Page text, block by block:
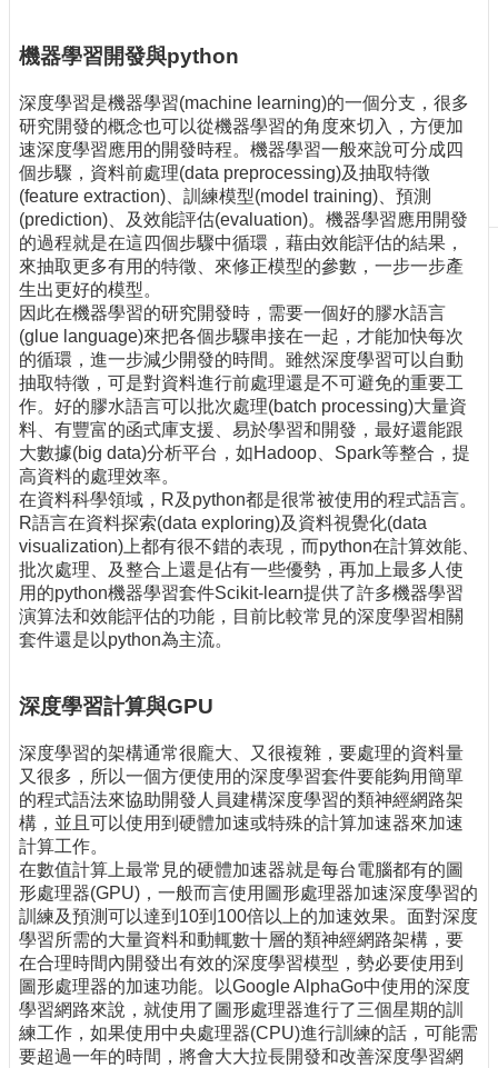
版
刊
物
校
務
服
務
專
題
報
導
技
術
論
壇
產
業
專
欄
機器學習開發與python
深度學習是機器學習(machine learning)的一個分支，很多
研究開發的概念也可以從機器學習的角度來切入，方便加
速深度學習應用的開發時程。機器學習一般來說可分成四
個步驟，資料前處理(data preprocessing)及抽取特徵
(feature extraction)、訓練模型(model training)、預測
(prediction)、及效能評估(evaluation)。機器學習應用開發
的過程就是在這四個步驟中循環，藉由效能評估的結果，
來抽取更多有用的特徵、來修正模型的參數，一步一步產
生出更好的模型。
因此在機器學習的研究開發時，需要一個好的膠水語言
(glue language)來把各個步驟串接在一起，才能加快每次
的循環，進一步減少開發的時間。雖然深度學習可以自動
抽取特徵，可是對資料進行前處理還是不可避免的重要工
作。好的膠水語言可以批次處理(batch processing)大量資
料、有豐富的函式庫支援、易於學習和開發，最好還能跟
大數據(big data)分析平台，如Hadoop、Spark等整合，提
高資料的處理效率。
在資料科學領域，R及python都是很常被使用的程式語言。
R語言在資料探索(data exploring)及資料視覺化(data
visualization)上都有很不錯的表現，而python在計算效能、
批次處理、及整合上還是佔有一些優勢，再加上最多人使
用的python機器學習套件Scikit-learn提供了許多機器學習
演算法和效能評估的功能，目前比較常見的深度學習相關
套件還是以python為主流。
深度學習計算與GPU
深度學習的架構通常很龐大、又很複雜，要處理的資料量
又很多，所以一個方便使用的深度學習套件要能夠用簡單
的程式語法來協助開發人員建構深度學習的類神經網路架
構，並且可以使用到硬體加速或特殊的計算加速器來加速
計算工作。
在數值計算上最常見的硬體加速器就是每台電腦都有的圖
形處理器(GPU)，一般而言使用圖形處理器加速深度學習的
訓練及預測可以達到10到100倍以上的加速效果。面對深度
學習所需的大量資料和動輒數十層的類神經網路架構，要
在合理時間內開發出有效的深度學習模型，勢必要使用到
圖形處理器的加速功能。以Google AlphaGo中使用的深度
學習網路來說，就使用了圖形處理器進行了三個星期的訓
練工作，如果使用中央處理器(CPU)進行訓練的話，可能需
要超過一年的時間，將會大大拉長開發和改善深度學習網